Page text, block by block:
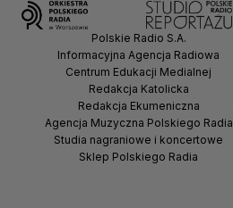
Polskie Radio S.A.
Informacyjna Agencja Radiowa
Centrum Edukacji Medialnej
Redakcja Katolicka
Redakcja Ekumeniczna
Agencja Muzyczna Polskiego Radia
Studia nagraniowe i koncertowe
Sklep Polskiego Radia